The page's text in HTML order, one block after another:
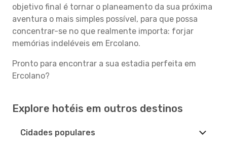
objetivo final é tornar o planeamento da sua próxima
aventura o mais simples possível, para que possa
concentrar-se no que realmente importa: forjar
memórias indeléveis em Ercolano.
Pronto para encontrar a sua estadia perfeita em
Ercolano?
Explore hotéis em outros destinos
Cidades populares